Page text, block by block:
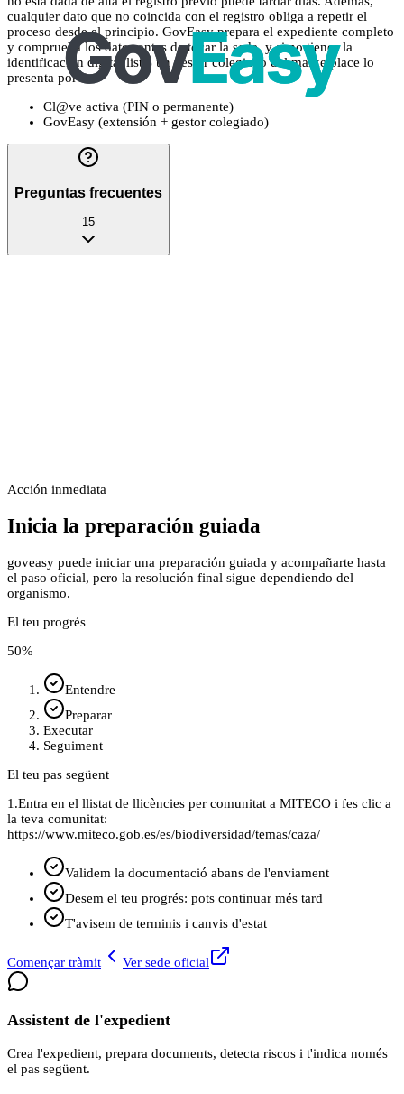
cualquier dato que no coincida con el registro obliga a repetir el
proceso desde el principio. GovEasy prepara el expediente completo
y comprueba los datos antes de tocar la sede, y si no tienes la
identificación digital lista, un gestor colegiado del marketplace lo
presenta por ti.
Cl@ve activa (PIN o permanente)
GovEasy (extensión + gestor colegiado)
Preguntas frecuentes
15
Acción inmediata
Inicia la preparación guiada
goveasy puede iniciar una preparación guiada y acompañarte hasta
el paso oficial, pero la resolución final sigue dependiendo del
organismo.
El teu progrés
50%
Entendre
Preparar
Executar
Seguiment
El teu pas següent
1.Entra en el llistat de llicències per comunitat a MITECO i fes clic a
la teva comunitat:
https://www.miteco.gob.es/es/biodiversidad/temas/caza/
Validem la documentació abans de l'enviament
Desem el teu progrés: pots continuar més tard
T'avisem de terminis i canvis d'estat
Començar tràmit Ver sede oficial
Assistent de l'expedient
Crea l'expedient, prepara documents, detecta riscos i t'indica només
el pas següent.